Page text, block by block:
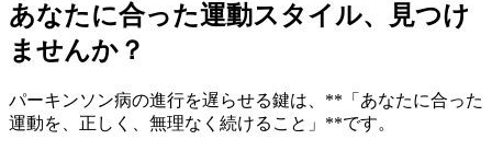
あなたに合った運動スタイル、見つけ
ませんか？
パーキンソン病の進行を遅らせる鍵は、**「あなたに合った
運動を、正しく、無理なく続けること」**です。